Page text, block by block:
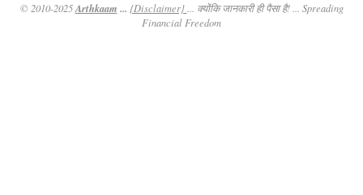
© 2010-2025Arthkaam ... {Disclaimer}
... क्योंकि जानकारी ही पैसा है! ... Spreading
Financial Freedom